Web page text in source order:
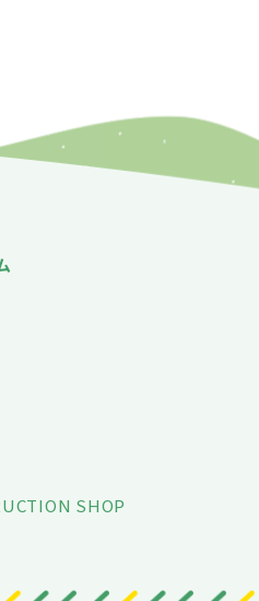
SHOP